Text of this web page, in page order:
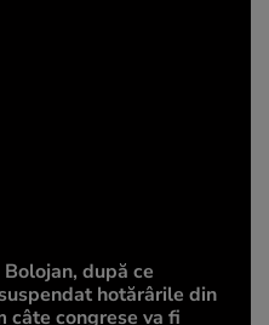
după ce
hotărârile din
câte congrese va fi